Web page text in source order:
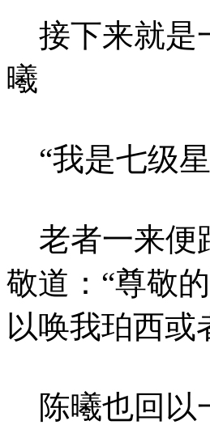
接下来就是
曦
“我是七级
老者一来便
敬道：“尊敬
以唤我珀西或
陈曦也回以